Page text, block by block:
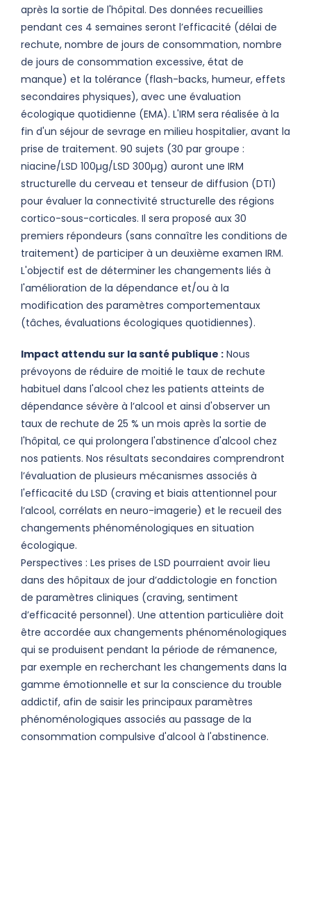
après la sortie de l'hôpital. Des données recueillies
pendant ces 4 semaines seront l’efficacité (délai de
rechute, nombre de jours de consommation, nombre
de jours de consommation excessive, état de
manque) et la tolérance (flash-backs, humeur, effets
secondaires physiques), avec une évaluation
écologique quotidienne (EMA). L'IRM sera réalisée à la
fin d'un séjour de sevrage en milieu hospitalier, avant la
prise de traitement. 90 sujets (30 par groupe :
niacine/LSD 100µg/LSD 300µg) auront une IRM
structurelle du cerveau et tenseur de diffusion (DTI)
pour évaluer la connectivité structurelle des régions
cortico-sous-corticales. Il sera proposé aux 30
premiers répondeurs (sans connaître les conditions de
traitement) de participer à un deuxième examen IRM.
L'objectif est de déterminer les changements liés à
l'amélioration de la dépendance et/ou à la
modification des paramètres comportementaux
(tâches, évaluations écologiques quotidiennes).
Impact attendu sur la santé publique : Nous
prévoyons de réduire de moitié le taux de rechute
habituel dans l'alcool chez les patients atteints de
dépendance sévère à l’alcool et ainsi d'observer un
taux de rechute de 25 % un mois après la sortie de
l'hôpital, ce qui prolongera l'abstinence d'alcool chez
nos patients. Nos résultats secondaires comprendront
l’évaluation de plusieurs mécanismes associés à
l'efficacité du LSD (craving et biais attentionnel pour
l’alcool, corrélats en neuro-imagerie) et le recueil des
changements phénoménologiques en situation
écologique.
Perspectives : Les prises de LSD pourraient avoir lieu
dans des hôpitaux de jour d’addictologie en fonction
de paramètres cliniques (craving, sentiment
d’efficacité personnel). Une attention particulière doit
être accordée aux changements phénoménologiques
qui se produisent pendant la période de rémanence,
par exemple en recherchant les changements dans la
gamme émotionnelle et sur la conscience du trouble
addictif, afin de saisir les principaux paramètres
phénoménologiques associés au passage de la
consommation compulsive d'alcool à l'abstinence.